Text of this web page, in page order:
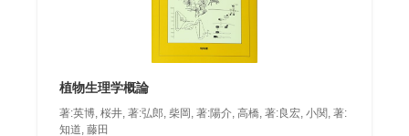
植物生理学概論
著:英博, 桜井, 著:弘郎, 柴岡, 著:陽介, 高橋, 著:良宏, 小関, 著:
知道, 藤田